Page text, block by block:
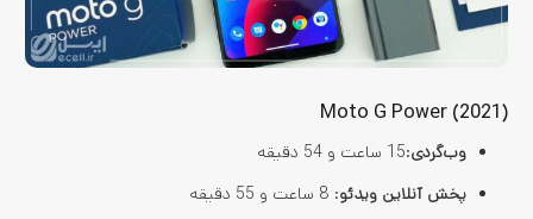
Moto G Power (2021)
وب‌گردی:15 ساعت و 54 دقیقه
پخش آنلاین ویدئو: 8 ساعت و 55 دقیقه